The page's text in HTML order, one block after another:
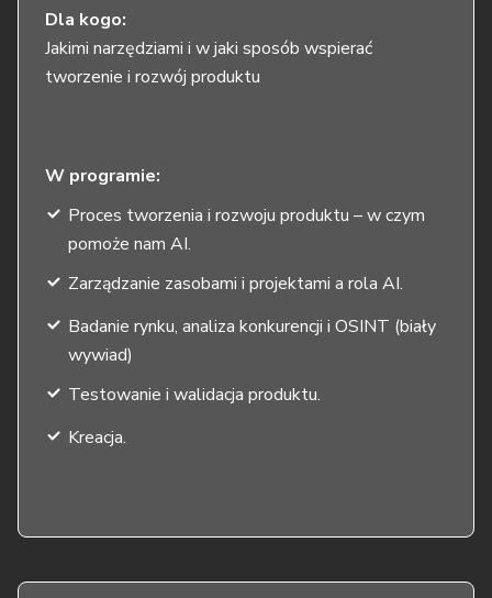
Dla kogo:
Jakimi narzędziami i w jaki sposób wspierać
tworzenie i rozwój produktu
W programie:
Proces tworzenia i rozwoju produktu – w czym
pomoże nam AI.
Zarządzanie zasobami i projektami a rola AI.
Badanie rynku, analiza konkurencji i OSINT (biały
wywiad)
Testowanie i walidacja produktu.
Kreacja.